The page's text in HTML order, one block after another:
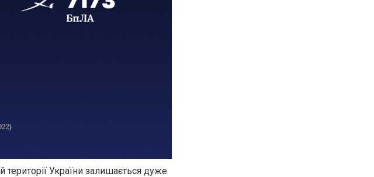
території України залишається дуже